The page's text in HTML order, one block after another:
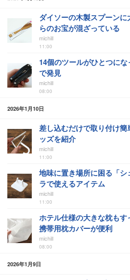
ダイソーの木製スプーン
らのお宝が混ざっている
michill
11:00
14個のツールがひとつに
で発見
michill
08:00
2026年1月10日
差し込むだけで取り付け
ッズを紹介
michill
11:00
地味に置き場所に困る「
ラで使えるアイテム
michill
11:00
ホテル仕様の大きな枕も
携帯用枕カバーが便利
michill
08:00
2026年1月9日